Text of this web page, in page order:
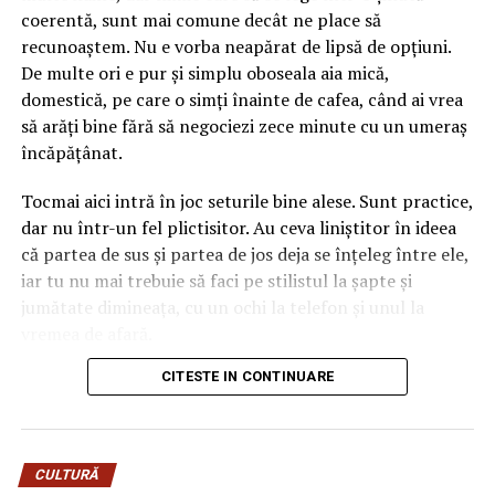
floare lângă el. Dacă ignori amănuntul ăsta, ajungi ușor
la un aranjament care se bate cap în cap, în care
albastrul rece și florile nimeresc în registre care nu
vorbesc între ele.
Gândește-te la el ca la o piesă vestimentară cu
întâmplare pe dedesubt, ci cauți ce-l pune în valoare.
Aici e la fel. Albastrul cere ori contraste calde care îl
scot în față, ori tonuri reci care îl liniștesc și îl extind.
Sezonul intervine exact în decizia asta, pentru că ne
Mai e un lucru pe care l-am prins abia în timp. Florile
de lumina anotimpului. Un roz care pare delicat în
coerentă, sunt mai comune decât ne place să
recunoaștem. Nu e vorba neapărat de lipsă de opțiuni.
De multe ori e pur și simplu oboseala aia mică,
domestică, pe care o simți înainte de cafea, când ai vrea
să arăți bine fără să negociezi zece minute cu un umeraș
încăpățânat.
Tocmai aici intră în joc seturile bine alese. Sunt practice,
dar nu într-un fel plictisitor. Au ceva liniștitor în ideea
că partea de sus și partea de jos deja se înțeleg între ele,
iar tu nu mai trebuie să faci pe stilistul la șapte și
jumătate dimineața, cu un ochi la telefon și unul la
Numai că nu orice compleu e bun pentru viața reală. Una
lumina perfectă și modelul care pare că n-a alergat
niciodată după autobuz, și alta e să funcționeze într-o zi
normală, cu mers mult, birou, cumpărături, poate o
CITESTE IN CONTINUARE
CULTURĂ